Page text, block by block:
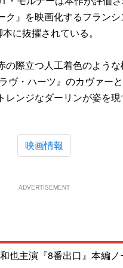
ク』を映画化するフラン
に抜擢されている。
際立つ人工着色のよう
ヴ・ハーツ』のカヴァー
ンジなダーリンが姿を現
映画情報
ADVERTISEMENT
也主演『8番出口』本編